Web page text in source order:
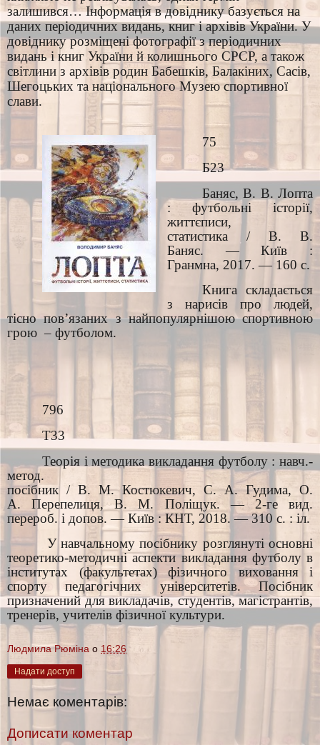
залишився… Інформація в довіднику базується на
даних періодичних видань, книг і архівів України. У
довіднику розміщені фотографії з періодичних
видань і книг України й колишнього СРСР, а також
світлини з архівів родин Бабешків, Балакіних, Сасів,
Шегоцьких та національного Музею спортивної
слави.
75
Б23
Баняс, В. В. Лопта
: футбольні історії,
життєписи,
статистика / В. В.
Баняс. — Київ :
Гранмна, 2017. — 160 с.
Книга складається
з нарисів про людей,
тісно пов’язаних з найпопулярнішою спортивною
грою – футболом.
796
Т33
Теорія і методика викладання футболу : навч.-
метод.
посібник / В. М. Костюкевич, С. А. Гудима, О.
А. Перепелиця, В. М. Поліщук. — 2-ге вид.
перероб. і допов. — Київ : КНТ, 2018. — 310 с. : іл.
У навчальному посібнику розглянуті основні
теоретико-методичні аспекти викладання футболу в
інститутах (факультетах) фізичного виховання і
спорту педагогічних університетів. Посібник
призначений для викладачів, студентів, магістрантів,
тренерів, учителів фізичної культури.
Людмила Рюміна о 16:26
Надати доступ
Немає коментарів:
Дописати коментар